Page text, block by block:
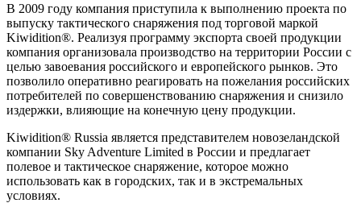
В 2009 году компания приступила к выполнению проекта по
выпуску тактического снаряжения под торговой маркой
Kiwidition®. Реализуя программу экспорта своей продукции
компания организовала производство на территории России с
целью завоевания российского и европейского рынков. Это
позволило оперативно реагировать на пожелания российских
потребителей по совершенствованию снаряжения и снизило
издержки, влияющие на конечную цену продукции.
Kiwidition® Russia является представителем новозеландской
компании Sky Adventure Limited в России и предлагает
полевое и тактическое снаряжение, которое можно
использовать как в городских, так и в экстремальных
условиях.